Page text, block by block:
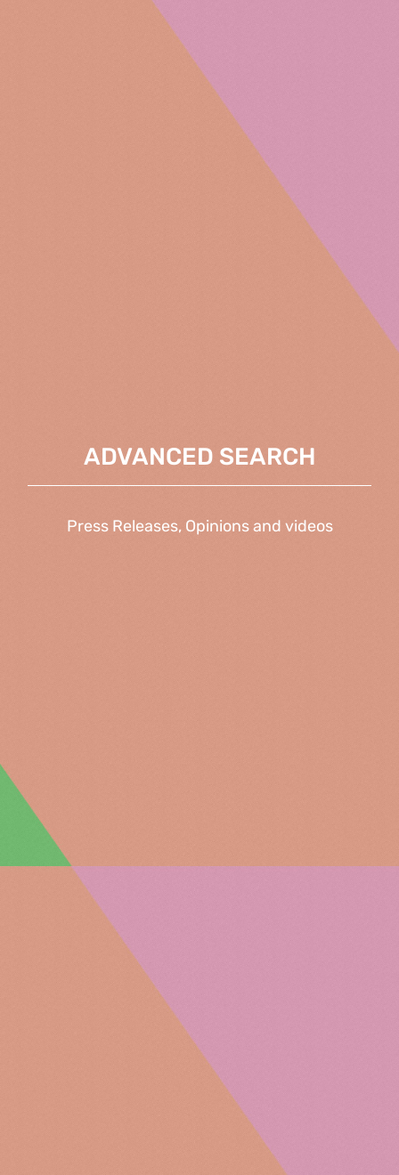
ADVANCED SEARCH
Press Releases, Opinions and videos